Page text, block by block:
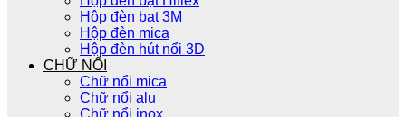
Hộp đèn bạt 3M
Hộp đèn mica
Hộp đèn hút nổi 3D
CHỮ NỔI
Chữ nổi mica
Chữ nổi alu
Chữ nổi inox